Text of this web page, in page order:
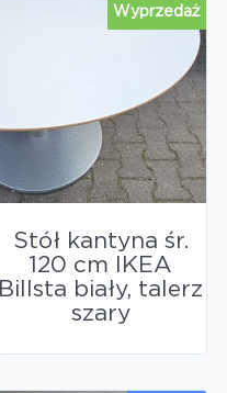
Wyprzedaż
Stół kantyna śr.
120 cm IKEA
Billsta biały, talerz
szary